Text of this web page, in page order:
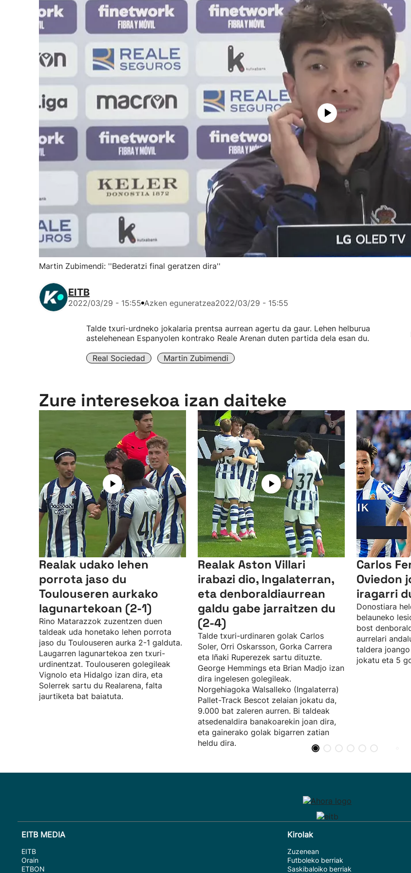
Martin Zubimendi: ''Bederatzi final geratzen dira''
EITB
2022/03/29 - 15:55 Azken eguneratzea2022/03/29 - 15:55
Talde txuri-urdneko jokalaria prentsa aurrean agertu da gaur. Lehen helburua
astelehenean Espanyolen kontrako Reale Arenan duten partida dela esan du.
Real Sociedad Martin Zubimendi
Zure interesekoa izan daiteke
Realak udako lehen
porrota jaso du
Toulouseren aurkako
lagunartekoan (2-1)
Rino Matarazzok zuzentzen duen
taldeak uda honetako lehen porrota
jaso du Toulouseren aurka 2-1 galduta.
Laugarren lagunartekoa zen txuri-
urdinentzat. Toulouseren golegileak
Vignolo eta Hidalgo izan dira, eta
Solerrek sartu du Realarena, falta
jaurtiketa bat baiatuta.
Realak Aston Villari
irabazi dio, Ingalaterran,
eta denboraldiaurrean
galdu gabe jarraitzen du
(2-4)
Talde txuri-urdinaren golak Carlos
Soler, Orri Oskarsson, Gorka Carrera
eta Iñaki Ruperezek sartu dituzte.
George Hemmings eta Brian Madjo izan
dira ingelesen golegileak.
Norgehiagoka Walsalleko (Ingalaterra)
Pallet-Track Bescot zelaian jokatu da,
9.000 bat zaleren aurren. Bi taldeak
atsedenaldira banakoarekin joan dira,
eta gainerako golak bigarren zatian
heldu dira.
Carlos
Oviedon
iragarri
Donostiara
belauneko
bost
aurrelari
taldera
jokatu eta 5
EITB MEDIA
EITB
Orain
ETBON
Kirolak
Zuzenean
Futboleko berriak
Saskibaloiko berriak